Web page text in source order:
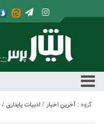
گروه : آخرین اخبار / ادبیات پایداری /